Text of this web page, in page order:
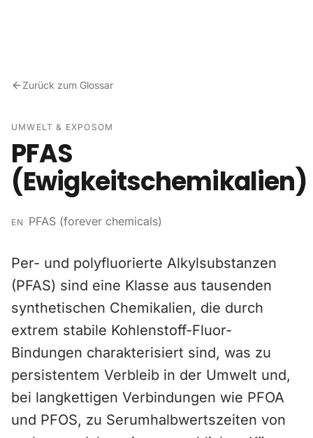
Zurück zum Glossar
UMWELT & EXPOSOM
PFAS
(Ewigkeitschemikalien)
EN PFAS (forever chemicals)
Per- und polyfluorierte Alkylsubstanzen
(PFAS) sind eine Klasse aus tausenden
synthetischen Chemikalien, die durch
extrem stabile Kohlenstoff-Fluor-
Bindungen charakterisiert sind, was zu
persistentem Verbleib in der Umwelt und,
bei langkettigen Verbindungen wie PFOA
und PFOS, zu Serumhalbwertszeiten von